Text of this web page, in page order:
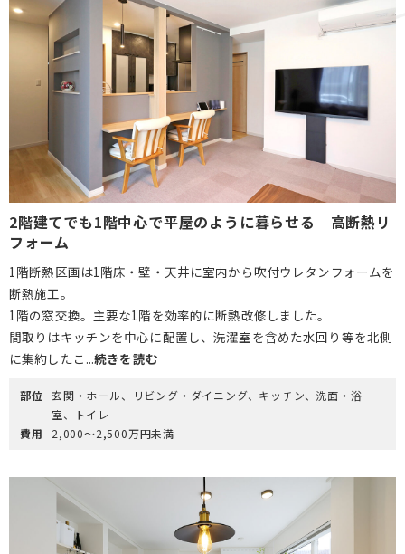
2階建てでも1階中心で平屋のように暮らせる 高断熱リ
フォーム
1階断熱区画は1階床・壁・天井に室内から吹付ウレタンフォームを
断熱施工。
1階の窓交換。主要な1階を効率的に断熱改修しました。
間取りはキッチンを中心に配置し、洗濯室を含めた水回り等を北側
に集約したこ...続きを読む
部位 玄関・ホール、リビング・ダイニング、キッチン、洗面・浴
室、トイレ
費用
2,000～2,500万円未満